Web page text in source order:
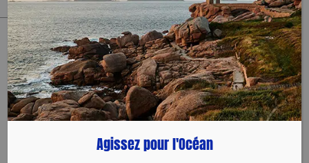
PARTAGER CET ARTICLE:
Partager sur Facebook
Partager sur
Twitter
Envoyer à
un ami
Copy to clipboard
Agissez pour l'Océan